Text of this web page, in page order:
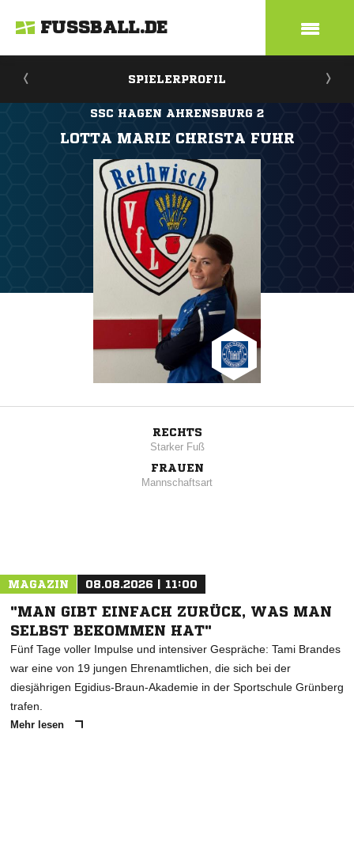
FUSSBALL.DE
SPIELERPROFIL
SSC HAGEN AHRENSBURG 2
LOTTA MARIE CHRISTA FUHR
RECHTS
Starker Fuß
FRAUEN
Mannschaftsart
MAGAZIN 08.08.2026 | 11:00
"MAN GIBT EINFACH ZURÜCK, WAS MAN
SELBST BEKOMMEN HAT"
Fünf Tage voller Impulse und intensiver Gespräche: Tami Brandes
war eine von 19 jungen Ehrenamtlichen, die sich bei der
diesjährigen Egidius-Braun-Akademie in der Sportschule Grünberg
trafen.
Mehr lesen